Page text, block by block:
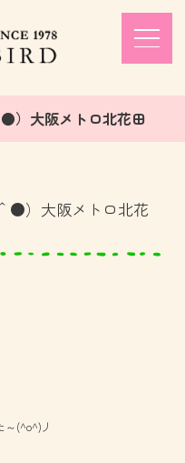
大阪メトロ北花田
●）大阪メトロ北花
～(^o^)丿